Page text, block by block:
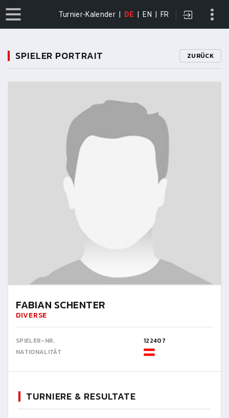
Turnier-Kalender DE EN FR
SPIELER PORTRAIT ZURÜCK
FABIAN SCHENTER
DIVERSE
SPIELER-NR.
122407
NATIONALITÄT
TURNIERE & RESULTATE